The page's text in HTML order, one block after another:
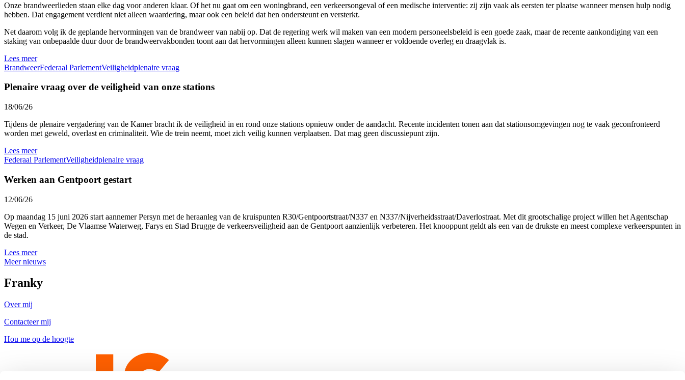
Onze brandweerlieden staan elke dag voor anderen klaar. Of het nu gaat om een woningbrand, een verkeersongeval of een medische interventie: zij zijn vaak als eersten ter plaatse wanneer mensen hulp nodig
hebben. Dat engagement verdient niet alleen waardering, maar ook een beleid dat hen ondersteunt en versterkt.
Net daarom volg ik de geplande hervormingen van de brandweer van nabij op. Dat de regering werk wil maken van een modern personeelsbeleid is een goede zaak, maar de recente aankondiging van een
staking van onbepaalde duur door de brandweervakbonden toont aan dat hervormingen alleen kunnen slagen wanneer er voldoende overleg en draagvlak is.
Lees meer
BrandweerFederaal ParlementVeiligheidplenaire vraag
Plenaire vraag over de veiligheid van onze stations
18/06/26
Tijdens de plenaire vergadering van de Kamer bracht ik de veiligheid in en rond onze stations opnieuw onder de aandacht. Recente incidenten tonen aan dat stationsomgevingen nog te vaak geconfronteerd
worden met geweld, overlast en criminaliteit. Wie de trein neemt, moet zich veilig kunnen verplaatsen. Dat mag geen discussiepunt zijn.
Lees meer
Federaal ParlementVeiligheidplenaire vraag
Werken aan Gentpoort gestart
12/06/26
Op maandag 15 juni 2026 start aannemer Persyn met de heraanleg van de kruispunten R30/Gentpoortstraat/N337 en N337/Nijverheidsstraat/Daverlostraat. Met dit grootschalige project willen het Agentschap
Wegen en Verkeer, De Vlaamse Waterweg, Farys en Stad Brugge de verkeersveiligheid aan de Gentpoort aanzienlijk verbeteren. Het knooppunt geldt als een van de drukste en meest complexe verkeerspunten in
de stad.
Lees meer
Meer nieuws
Franky
Over mij
Contacteer mij
Hou me op de hoogte